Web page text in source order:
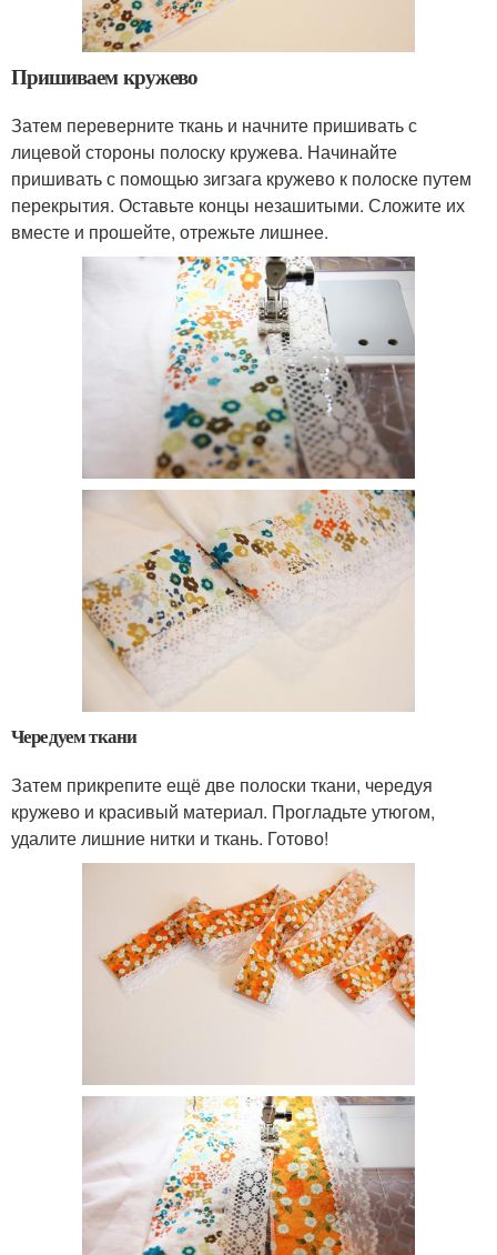
Пришиваем кружево
Затем переверните ткань и начните пришивать с
лицевой стороны полоску кружева. Начинайте
пришивать с помощью зигзага кружево к полоске путем
перекрытия. Оставьте концы незашитыми. Сложите их
вместе и прошейте, отрежьте лишнее.
Чередуем ткани
Затем прикрепите ещё две полоски ткани, чередуя
кружево и красивый материал. Прогладьте утюгом,
удалите лишние нитки и ткань. Готово!